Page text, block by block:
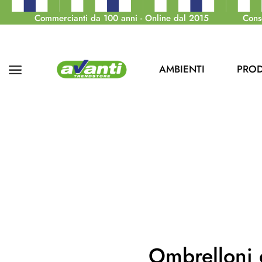
Commercianti da 100 anni - Online dal 2015
AMBIENTI